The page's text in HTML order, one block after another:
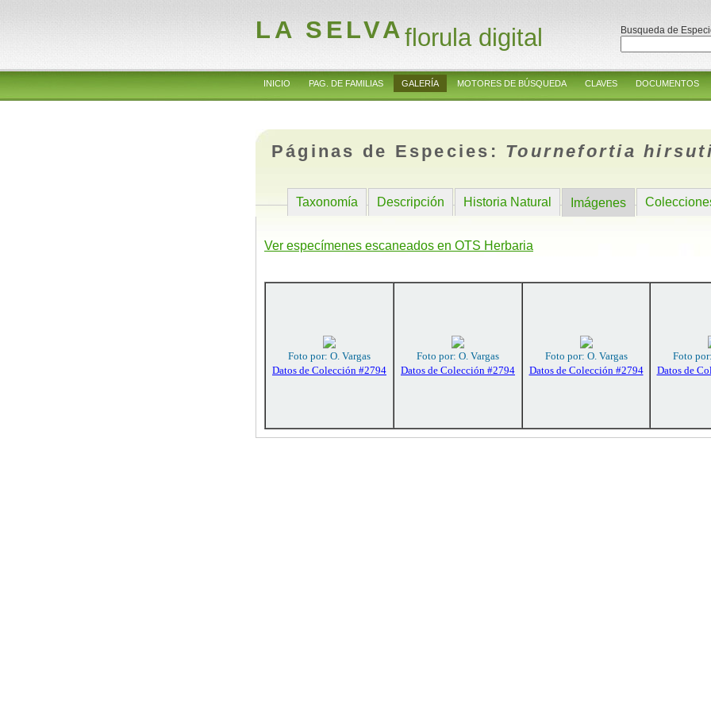
LA SELVAflorula digital Busqueda de
INICIO PAG. DE FAMILIAS GALERÍA MOTORES DE BÚSQUEDA CLAVES DOCUMENTOS
Páginas de Especies: Tournefortia
Taxonomía Descripción Historia Natural Imágenes
Ver especímenes escaneados en OTS Herbaria
Foto por: O. Vargas
Datos de Colección #2794
Foto por: O. Vargas
Datos de Colección #2794
Foto por: O. Vargas
Datos de Colección #2794
Foto
Datos de